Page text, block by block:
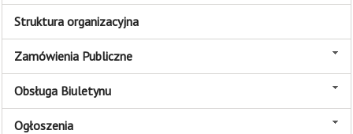
Struktura organizacyjna
Zamówienia Publiczne
Obsługa Biuletynu
Ogłoszenia